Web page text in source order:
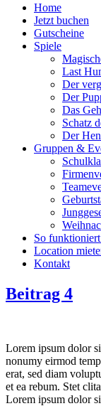
Home
Jetzt buchen
Gutscheine
Spiele
Last
Der
Der
Das
Schatz
Der
Gruppen &
So
Location
Kontakt
Beitrag 4
Lorem ipsum dolor
nonumy eirmod
erat, sed diam
et ea rebum. Stet
Lorem ipsum dolor